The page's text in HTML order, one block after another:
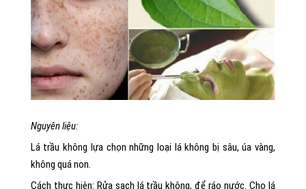
Nguyên liệu:
Lá trầu không lựa chọn những loại lá không bị sâu, úa vàng,
không quá non.
Cách thực hiện: Rửa sạch lá trầu không, để ráo nước. Cho lá